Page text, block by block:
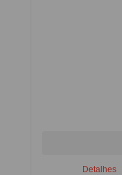
Detalhes